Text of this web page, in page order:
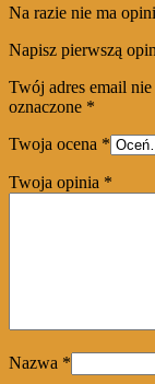
Na razie nie ma
Napisz pierwszą
Twój adres email
oznaczone *
Twoja ocena *
Twoja opinia *
Nazwa *